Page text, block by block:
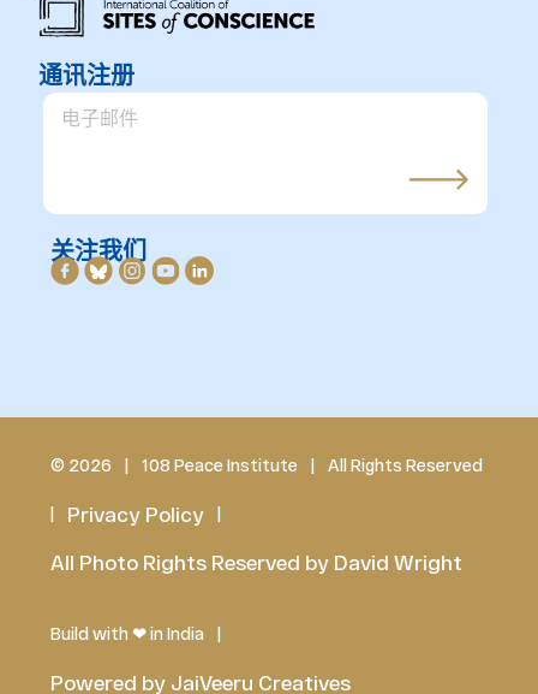
通讯注册
关注我们
© 2026 | 108 Peace Institute | All Rights Reserved
| Privacy Policy |
All Photo Rights Reserved by David Wright
Build with❤in India |
Powered by JaiVeeru Creatives